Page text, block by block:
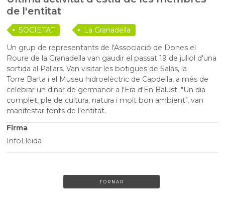
de l'entitat
SOCIETAT
La Granadella
Un grup de representants de l'Associació de Dones el
Roure de la Granadella van gaudir el passat 19 de juliol d'una
sortida al Pallars. Van visitar les botigues de Salàs, la
Torre Barta i el Museu hidroelèctric de Capdella, a més de
celebrar un dinar de germanor a l'Era d'En Balust. "Un dia
complet, ple de cultura, natura i molt bon ambient", van
manifestar fonts de l'entitat.
Firma
InfoLleida
TORNAR